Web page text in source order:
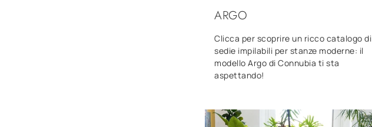
ARGO
Clicca per scoprire un ricco catalogo di
sedie impilabili per stanze moderne: il
modello Argo di Connubia ti sta
aspettando!